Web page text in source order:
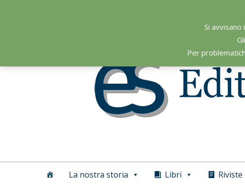
Si
Per
Editoriale
Scientifica
La nostra storia Libri Riviste